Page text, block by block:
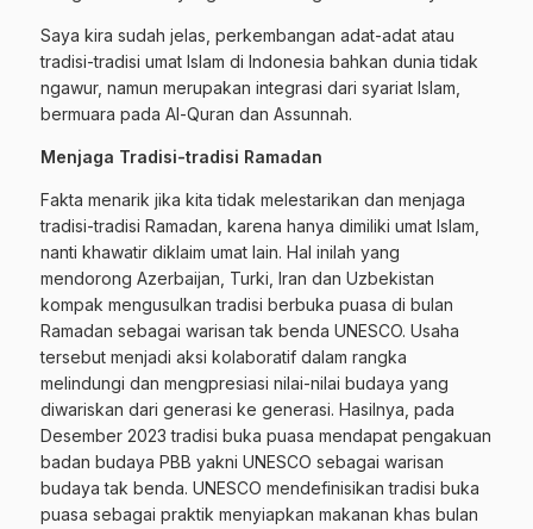
Saya kira sudah jelas, perkembangan adat-adat atau
tradisi-tradisi umat Islam di Indonesia bahkan dunia tidak
ngawur, namun merupakan integrasi dari syariat Islam,
bermuara pada Al-Quran dan Assunnah.
Menjaga Tradisi-tradisi Ramadan
Fakta menarik jika kita tidak melestarikan dan menjaga
tradisi-tradisi Ramadan, karena hanya dimiliki umat Islam,
nanti khawatir diklaim umat lain. Hal inilah yang
mendorong Azerbaijan, Turki, Iran dan Uzbekistan
kompak mengusulkan tradisi berbuka puasa di bulan
Ramadan sebagai warisan tak benda UNESCO. Usaha
tersebut menjadi aksi kolaboratif dalam rangka
melindungi dan mengpresiasi nilai-nilai budaya yang
diwariskan dari generasi ke generasi. Hasilnya, pada
Desember 2023 tradisi buka puasa mendapat pengakuan
badan budaya PBB yakni UNESCO sebagai warisan
budaya tak benda. UNESCO mendefinisikan tradisi buka
puasa sebagai praktik menyiapkan makanan khas bulan